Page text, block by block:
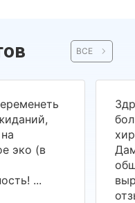
ВСЕ
эко (в
...